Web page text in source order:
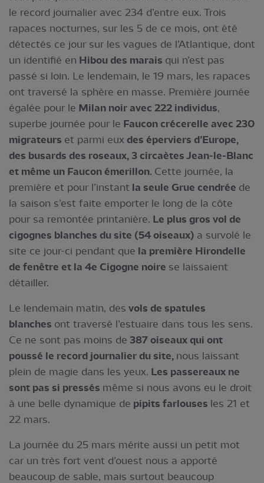
le record journalier avec 234 d’entre eux. Trois
rapaces nocturnes, sur les 5 de ce mois, ont été
détectés ce jour sur les vagues de l’Atlantique, dont
un identifié en Hibou des marais qui n’est pas
passé si loin. Le lendemain, le 19 mars, les rapaces
ont traversé la sphère en masse. Première journée
égalée pour le Milan noir avec 222 individus,
superbe journée pour le Faucon crécerelle avec 230
migrateurs et parmi eux des éperviers d’Europe,
des busards des roseaux, 3 circaètes Jean-le-Blanc
et même un Faucon émerillon. Cette journée, la
première et pour l’instant la seule Grue cendrée de
la saison s’est faite emporter le long de la côte
pour sa remontée printanière. Le plus gros vol de
cigognes blanches du site (54 oiseaux) a survolé le
site ce jour-ci pendant que la première Hirondelle
de fenêtre et la 4e Cigogne noire se laissaient
détailler.
Le lendemain matin, des vols de spatules
blanches ont traversé l’estuaire dans tous les sens.
Ce ne sont pas moins de 387 oiseaux qui ont
poussé le record journalier du site, nous laissant
plein de magie dans les yeux. Les passereaux ne
sont pas si pressés même si nous avons eu le droit
à une belle dynamique de pipits farlouses les 21 et
22 mars.
La journée du 25 mars mérite aussi un petit mot
car un très fort vent d’ouest nous a apporté
beaucoup de sable, mais surtout beaucoup